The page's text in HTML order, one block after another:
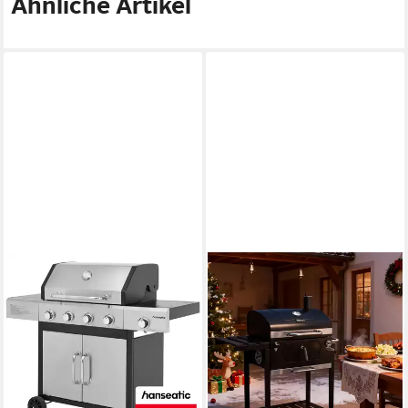
Ähnliche Artikel